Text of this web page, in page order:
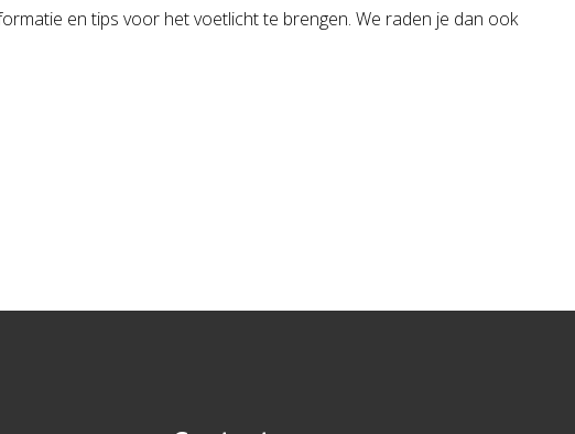
en tips voor het voetlicht te brengen. We raden je dan ook